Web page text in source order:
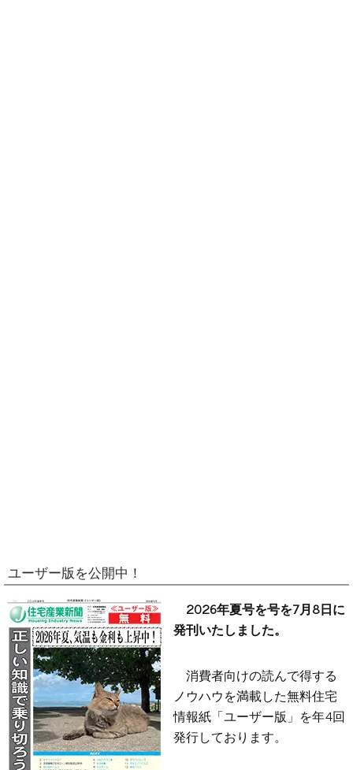
ユーザー版を公開中！
2026年夏号を号を7月8日に
発刊いたしました。
消費者向けの読んで得する
ノウハウを満載した無料住宅
情報紙「ユーザー版」を年4回
発行しております。